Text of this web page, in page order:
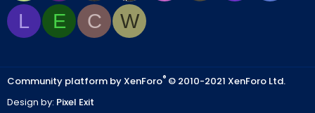
L
E C W
Community platform by XenForo® © 2010-2021 XenForo Ltd.
Design by: Pixel Exit